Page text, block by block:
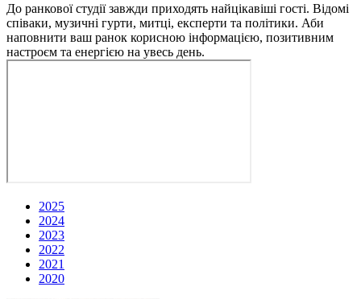
До ранкової студії завжди приходять найцікавіші гості. Відомі
співаки, музичні гурти, митці, експерти та політики. Аби
наповнити ваш ранок корисною інформацією, позитивним
настроєм та енергією на увесь день.
2025
2024
2023
2022
2021
2020